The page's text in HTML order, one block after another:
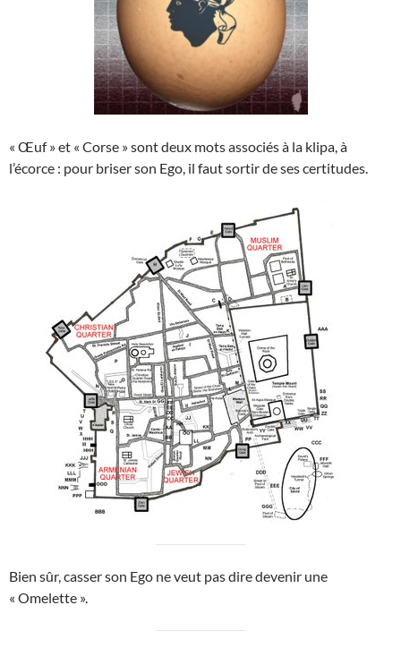
« Œuf » et « Corse » sont deux mots associés à la klipa, à
l’écorce : pour briser son Ego, il faut sortir de ses certitudes.
Bien sûr, casser son Ego ne veut pas dire devenir une
« Omelette ».